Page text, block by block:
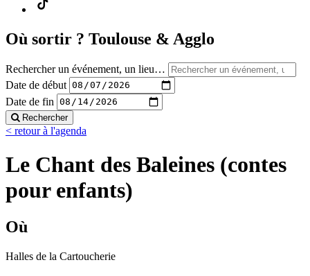
Où sortir ? Toulouse & Agglo
Rechercher un événement, un lieu…
Date de début
Date de fin
Rechercher
< retour à l'agenda
Le Chant des Baleines (contes
pour enfants)
Où
Halles de la Cartoucherie